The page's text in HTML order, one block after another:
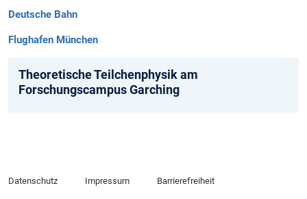
Deutsche Bahn
Flughafen München
Theoretische Teilchenphysik am
Forschungscampus Garching
Datenschutz Impressum Barrierefreiheit